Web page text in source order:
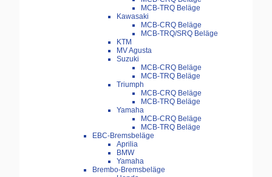
MCB-TRQ Beläge
Kawasaki
MCB-CRQ Beläge
MCB-TRQ/SRQ Beläge
KTM
MV Agusta
Suzuki
MCB-CRQ Beläge
MCB-TRQ Beläge
Triumph
MCB-CRQ Beläge
MCB-TRQ Beläge
Yamaha
MCB-CRQ Beläge
MCB-TRQ Beläge
EBC-Bremsbeläge
Aprilia
BMW
Yamaha
Brembo-Bremsbeläge